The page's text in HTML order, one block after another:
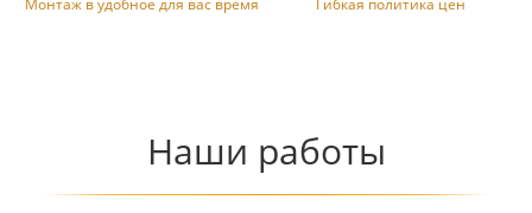
Монтаж в удобное для вас время Гибкая политика цен
Наши работы